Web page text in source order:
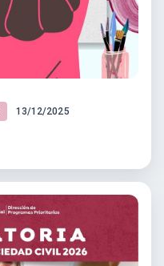
13/12/2025